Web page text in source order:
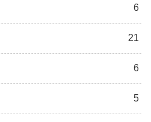
6
21
6
5